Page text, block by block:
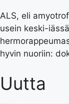
ALS, eli
usein keski-
hyvin nuoriin:
Uutta